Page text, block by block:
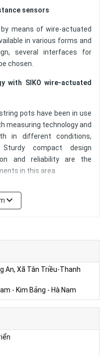
sensors
means of wire-actuated
in various forms and
several interfaces for
chosen.
with SIKO wire-actuated
pots have been in use
measuring technology and
in different conditions,
compact design
and reliability are the
in this area.
for many applications
the wire pull-out means
be integrated in existing
to a vast range of
are sturdy, even under
An, Xã Tân Triều-Thanh
- Kim Bảng - Hà Nam